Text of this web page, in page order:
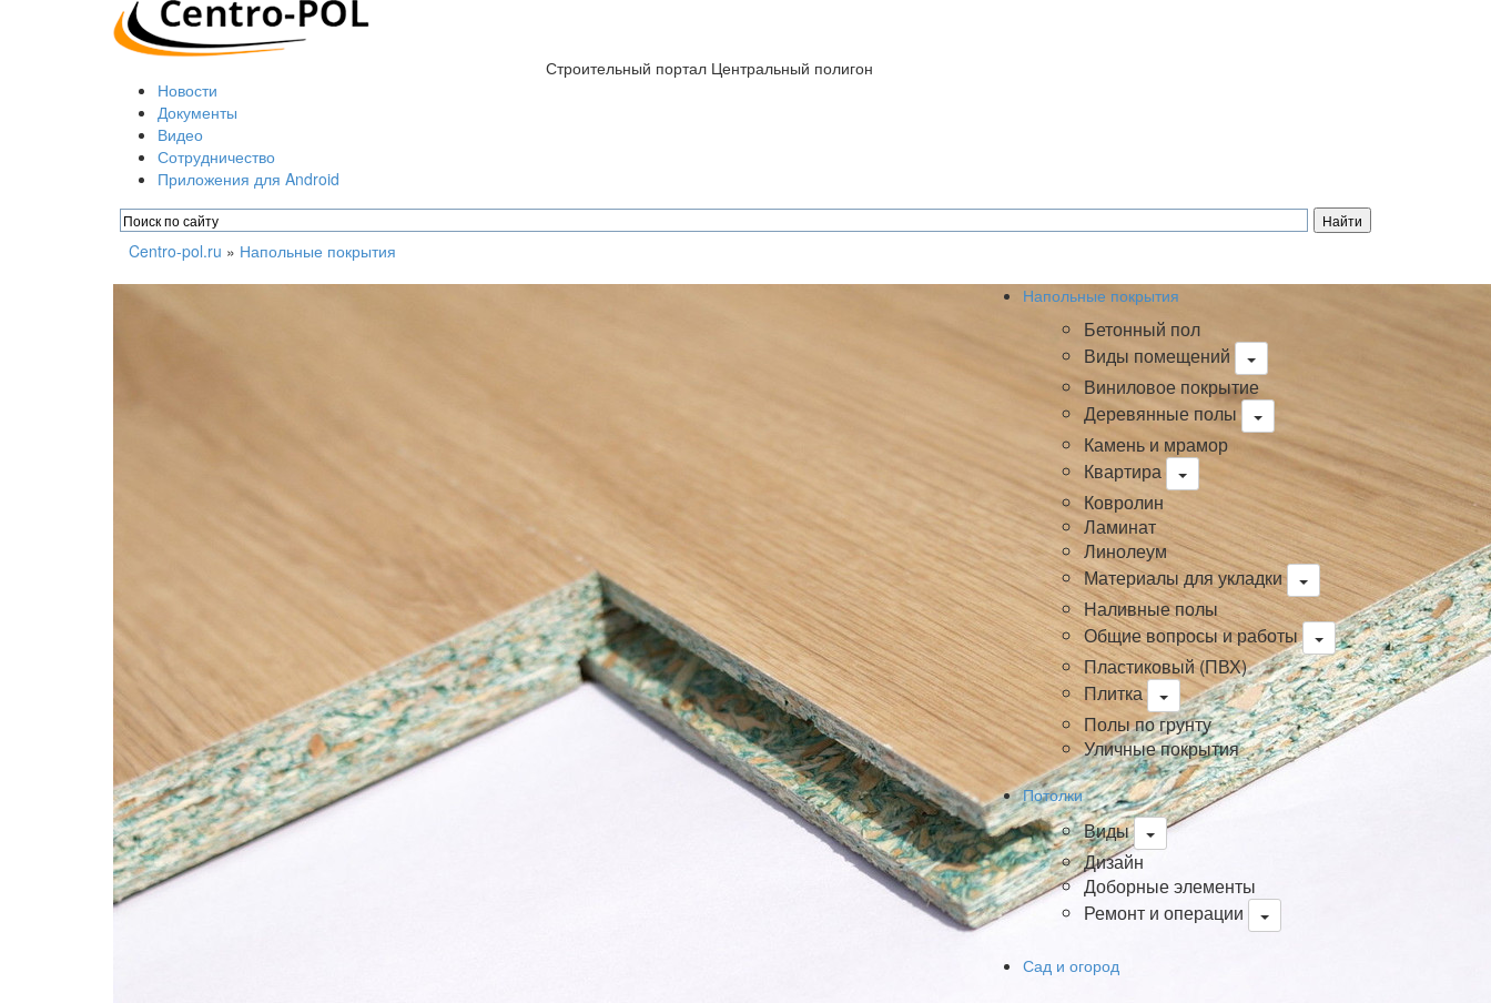
Строительный портал Центральный полигон
Новости
Документы
Видео
Сотрудничество
Приложения для Android
Centro-pol.ru » Напольные покрытия
Напольные покрытия
Бетонный пол
Виды помещений
Виниловое покрытие
Деревянные полы
Камень и мрамор
Квартира
Ковролин
Ламинат
Линолеум
Материалы для укладки
Наливные полы
Общие вопросы и работы
Пластиковый (ПВХ)
Плитка
Полы по грунту
Уличные покрытия
Потолки
Виды
Дизайн
Доборные элементы
Ремонт и операции
Сад и огород